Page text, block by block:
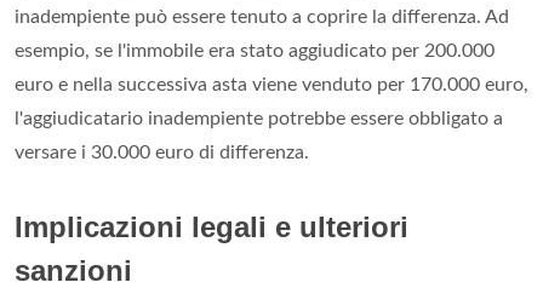
inadempiente può essere tenuto a coprire la differenza. Ad
esempio, se l'immobile era stato aggiudicato per 200.000
euro e nella successiva asta viene venduto per 170.000 euro,
l'aggiudicatario inadempiente potrebbe essere obbligato a
versare i 30.000 euro di differenza.
Implicazioni legali e ulteriori
sanzioni